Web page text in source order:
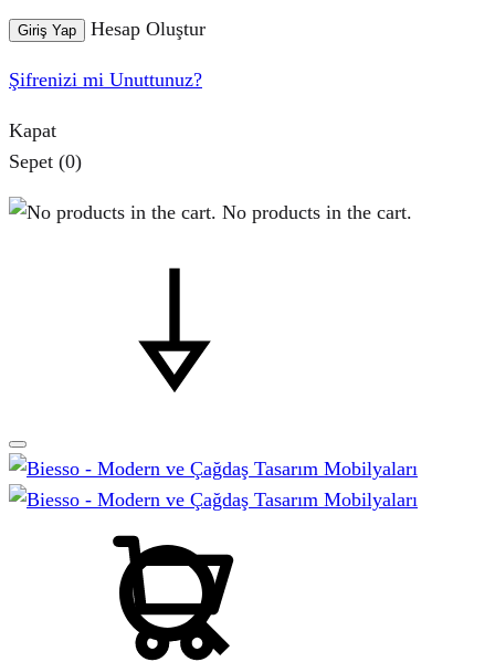
Giriş Yap Hesap Oluştur
Şifrenizi mi Unuttunuz?
Kapat
Sepet (0)
No products in the cart.